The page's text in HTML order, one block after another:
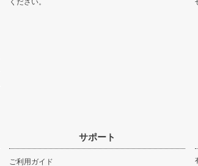
ください。
サポート
ご利用ガイド